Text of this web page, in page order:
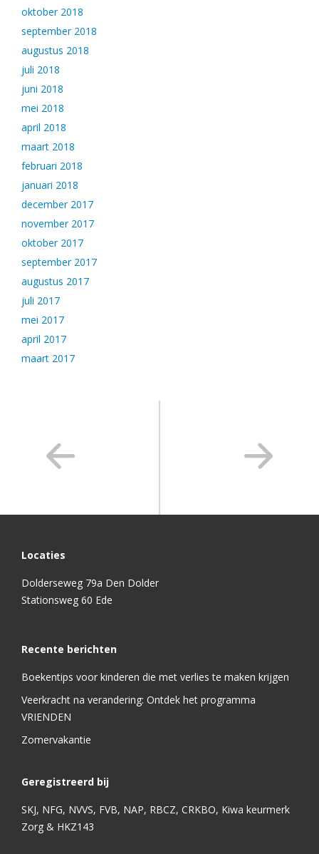
oktober 2018
september 2018
augustus 2018
juli 2018
juni 2018
mei 2018
april 2018
maart 2018
februari 2018
januari 2018
december 2017
november 2017
oktober 2017
september 2017
augustus 2017
juli 2017
mei 2017
april 2017
maart 2017
Locaties
Dolderseweg 79a Den Dolder
Stationsweg 60 Ede
Recente berichten
Boekentips voor kinderen die met verlies te maken krijgen
Veerkracht na verandering: Ontdek het programma
VRIENDEN
Zomervakantie
Geregistreerd bij
SKJ, NFG, NVVS, FVB, NAP, RBCZ, CRKBO, Kiwa keurmerk
Zorg & HKZ143